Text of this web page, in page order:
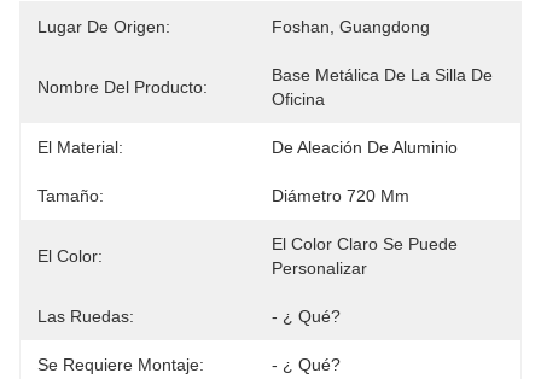
Lugar De Origen: Foshan, Guangdong
Nombre Del Producto:
Base Metálica De La Silla De
Oficina
El Material: De Aleación De Aluminio
Tamaño: Diámetro 720 Mm
El Color:
El Color Claro Se Puede
Personalizar
Las Ruedas: - ¿ Qué?
Se Requiere Montaje: - ¿ Qué?